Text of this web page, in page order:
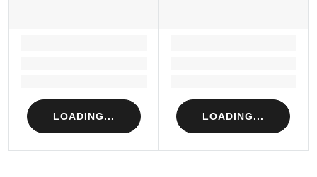
LOADING... LOADING...